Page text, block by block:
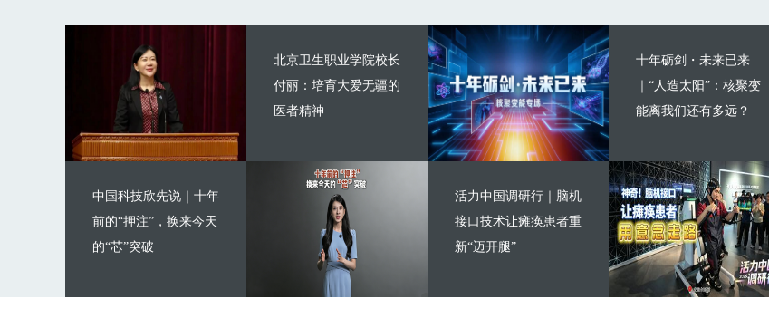
北京卫生职业学院校长
付丽：培育大爱无疆的
医者精神
中国科技欣先说｜十年
前的“押注”，换来今天
的“芯”突破
十年砺剑・未来已来
｜“人造太阳”：核聚变
能离我们还有多远？
活力中国调研行｜脑机
接口技术让瘫痪患者重
新“迈开腿”